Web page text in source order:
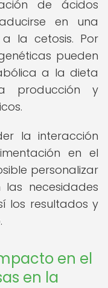
de ácidos
en una
la cetosis. Por
pueden
a la dieta
producción y
la interacción
en el
personalizar
necesidades
los resultados y
en el
en la